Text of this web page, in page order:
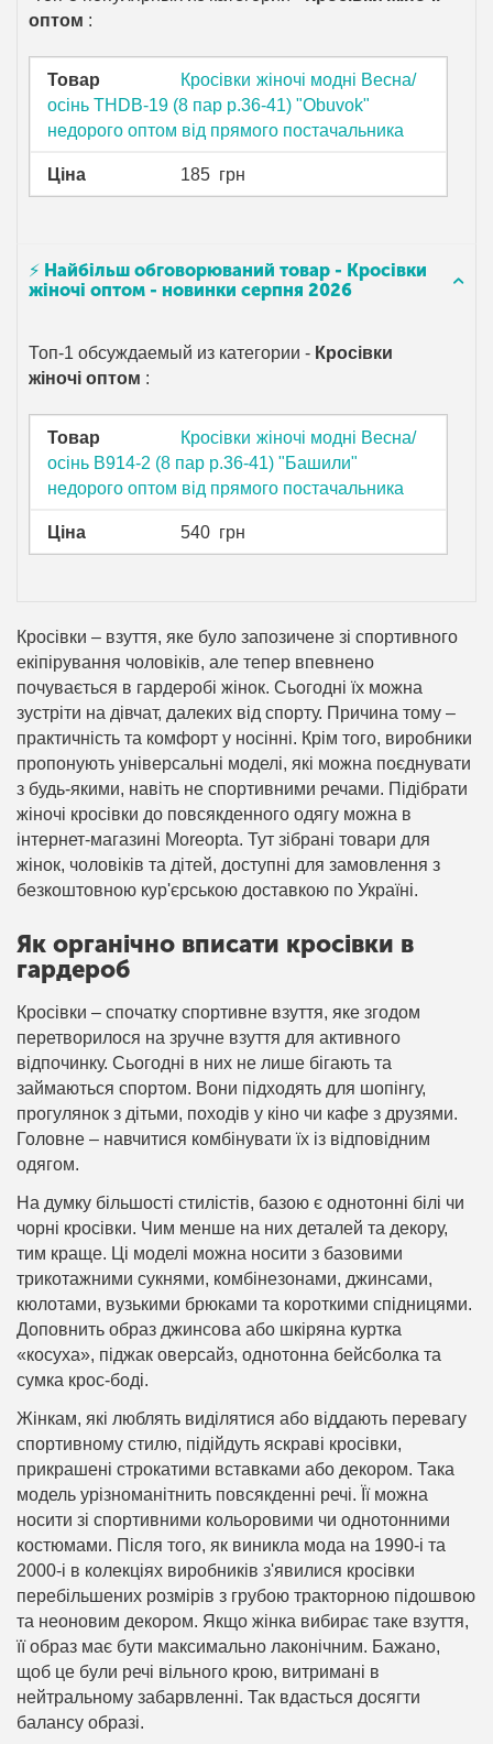
оптом :
Товар
Кросівки жіночі модні Весна/
осінь THDB-19 (8 пар р.36-41) "Obuvok"
недорого оптом від прямого постачальника
Ціна 185 грн
⚡ Найбільш обговорюваний товар - Кросівки
жіночі оптом - новинки серпня 2026
Топ-1 обсуждаемый из категории - Кросівки
жіночі оптом :
Товар
Кросівки жіночі модні Весна/
осінь B914-2 (8 пар р.36-41) "Башили"
недорого оптом від прямого постачальника
Ціна 540 грн
Кросівки – взуття, яке було запозичене зі спортивного
екіпірування чоловіків, але тепер впевнено
почувається в гардеробі жінок. Сьогодні їх можна
зустріти на дівчат, далеких від спорту. Причина тому –
практичність та комфорт у носінні. Крім того, виробники
пропонують універсальні моделі, які можна поєднувати
з будь-якими, навіть не спортивними речами. Підібрати
жіночі кросівки до повсякденного одягу можна в
інтернет-магазині Moreopta. Тут зібрані товари для
жінок, чоловіків та дітей, доступні для замовлення з
безкоштовною кур'єрською доставкою по Україні.
Як органічно вписати кросівки в
гардероб
Кросівки – спочатку спортивне взуття, яке згодом
перетворилося на зручне взуття для активного
відпочинку. Сьогодні в них не лише бігають та
займаються спортом. Вони підходять для шопінгу,
прогулянок з дітьми, походів у кіно чи кафе з друзями.
Головне – навчитися комбінувати їх із відповідним
одягом.
На думку більшості стилістів, базою є однотонні білі чи
чорні кросівки. Чим менше на них деталей та декору,
тим краще. Ці моделі можна носити з базовими
трикотажними сукнями, комбінезонами, джинсами,
кюлотами, вузькими брюками та короткими спідницями.
Доповнить образ джинсова або шкіряна куртка
«косуха», піджак оверсайз, однотонна бейсболка та
сумка крос-боді.
Жінкам, які люблять виділятися або віддають перевагу
спортивному стилю, підійдуть яскраві кросівки,
прикрашені строкатими вставками або декором. Така
модель урізноманітнить повсякденні речі. Її можна
носити зі спортивними кольоровими чи однотонними
костюмами. Після того, як виникла мода на 1990-і та
2000-і в колекціях виробників з'явилися кросівки
перебільшених розмірів з грубою тракторною підошвою
та неоновим декором. Якщо жінка вибирає таке взуття,
її образ має бути максимально лаконічним. Бажано,
щоб це були речі вільного крою, витримані в
нейтральному забарвленні. Так вдасться досягти
балансу образі.